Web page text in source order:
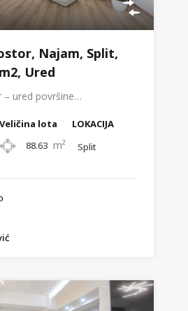
Najam, Split,
Ured
– ured površine…
Veličina lota
88.63 m²
LOKACIJA
Split